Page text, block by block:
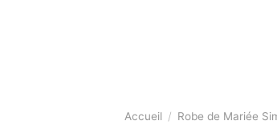
Accueil / Robe de Mariée